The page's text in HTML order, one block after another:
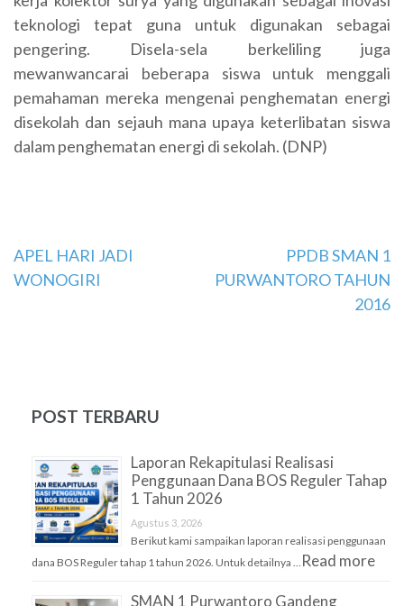
teknologi tepat guna untuk digunakan sebagai
pengering. Disela-sela berkeliling juga
mewanwancarai beberapa siswa untuk menggali
pemahaman mereka mengenai penghematan energi
disekolah dan sejauh mana upaya keterlibatan siswa
dalam penghematan energi di sekolah. (DNP)
Navigasi
pos
APEL HARI JADI
WONOGIRI
PPDB SMAN 1
PURWANTORO TAHUN
2016
POST TERBARU
Laporan Rekapitulasi Realisasi
Penggunaan Dana BOS Reguler Tahap
1 Tahun 2026
Agustus 3, 2026
Berikut kami sampaikan laporan realisasi penggunaan
dana BOS Reguler tahap 1 tahun 2026. Untuk detailnya …
Read more
SMAN 1 Purwantoro Gandeng